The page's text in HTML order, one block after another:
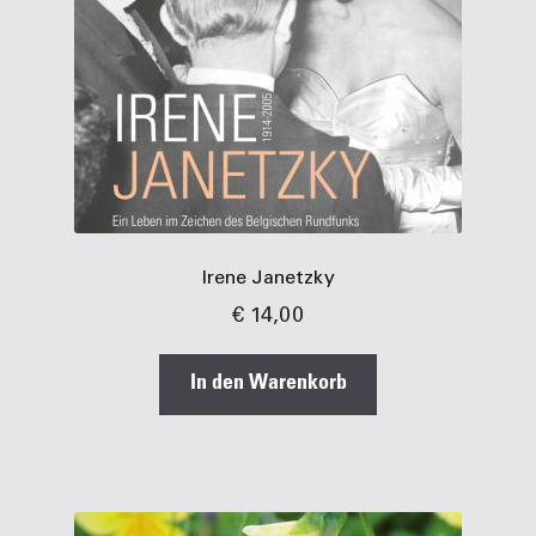
Irene Janetzky
€ 14,00
In den Warenkorb